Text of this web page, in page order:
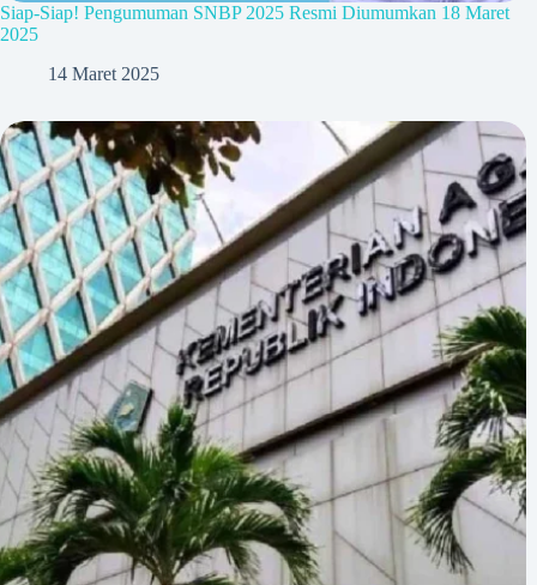
Siap-Siap! Pengumuman SNBP 2025 Resmi Diumumkan 18 Maret
2025
14 Maret 2025